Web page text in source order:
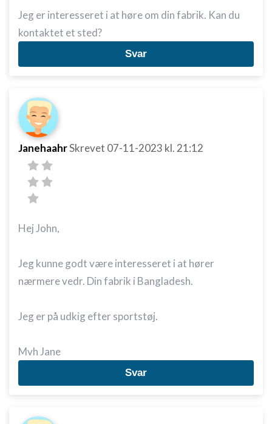
Jeg er interesseret i at høre om din fabrik. Kan du
kontaktet et sted?
Svar
JanehaahrSkrevet 07-11-2023 kl. 21:12
Hej John,
Jeg kunne godt være interesseret i at hører
nærmere vedr. Din fabrik i Bangladesh.
Jeg er på udkig efter sportstøj.
Mvh Jane
Svar